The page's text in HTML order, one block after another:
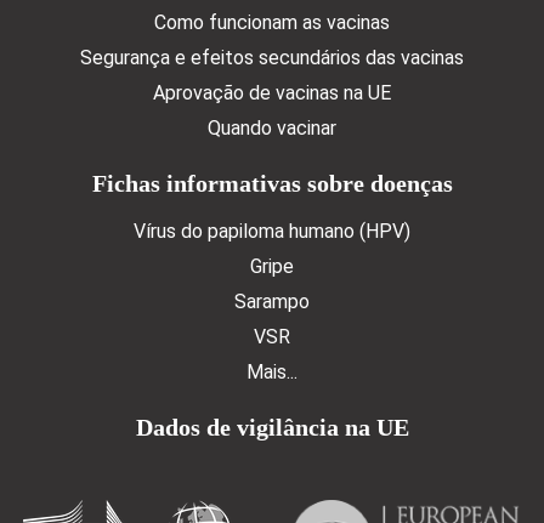
Como funcionam as vacinas
Segurança e efeitos secundários das vacinas
Aprovação de vacinas na UE
Quando vacinar
Fichas informativas sobre doenças
Vírus do papiloma humano (HPV)
Gripe
Sarampo
VSR
Mais...
Dados de vigilância na UE